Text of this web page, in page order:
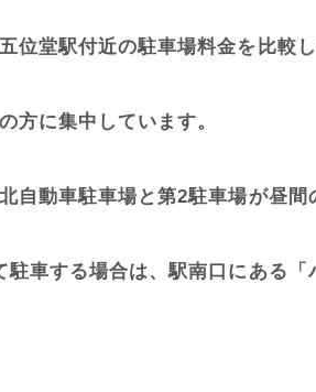
位堂駅付近の駐車場料金を比較
方に集中しています。
自動車駐車場と第2駐車場が昼
駐車する場合は、駅南口にある